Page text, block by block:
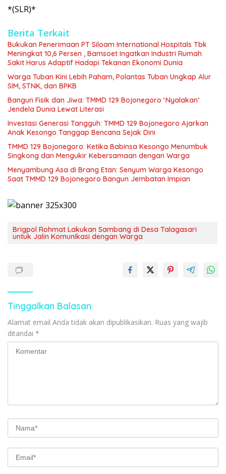
*(SLR)*
Berita Terkait
Bukukan Penerimaan PT Siloam International Hospitals Tbk
Meningkat 10,6 Persen , Bamsoet Ingatkan Industri Rumah
Sakit Harus Adaptif Hadapi Tekanan Ekonomi Dunia
Warga Tuban Kini Lebih Paham, Polantas Tuban Ungkap Alur
SIM, STNK, dan BPKB
Bangun Fisik dan Jiwa: TMMD 129 Bojonegoro ‘Nyalakan’
Jendela Dunia Lewat Literasi
Investasi Generasi Tangguh: TMMD 129 Bojonegoro Ajarkan
Anak Kesongo Tanggap Bencana Sejak Dini
TMMD 129 Bojonegoro: Ketika Babinsa Kesongo Menumbuk
Singkong dan Mengukir Kebersamaan dengan Warga
Menyambung Asa di Brang Etan: Senyum Warga Kesongo
Saat TMMD 129 Bojonegoro Bangun Jembatan Impian
Brigpol Rohmat Lakukan Sambang di Desa Talagasari
untuk Jalin Komunikasi dengan Warga
Tinggalkan Balasan
Alamat email Anda tidak akan dipublikasikan. Ruas yang wajib
ditandai *